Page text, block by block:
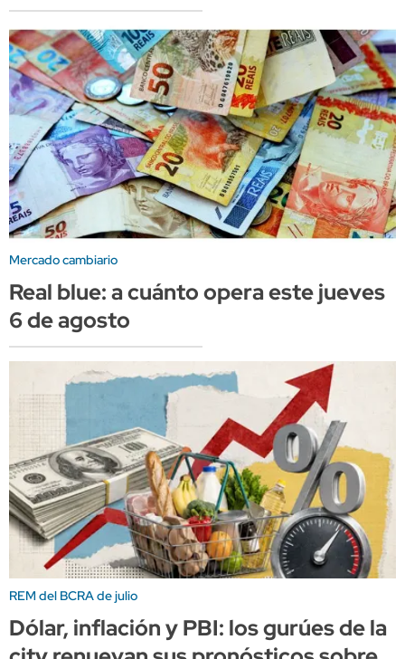
Mercado cambiario
Real blue: a cuánto opera este jueves
6 de agosto
REM del BCRA de julio
Dólar, inflación y PBI: los gurúes de la